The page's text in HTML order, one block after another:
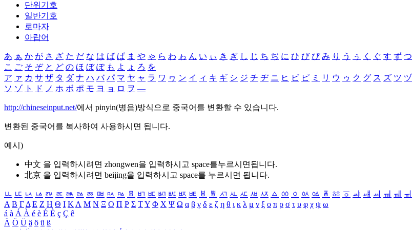
단위기호
일반기호
로마자
아랍어
あ ぁ か が さ ざ た だ な は ば ぱ ま や ゃ ら わ ゎ ん い ぃ き ぎ し じ ち ぢ に ひ び ぴ み り う ぅ く ぐ す ず つ
こ ご そ ぞ と ど の ほ ぼ ぽ も よ ょ ろ を
ア ァ カ サ ザ タ ダ ナ ハ バ パ マ ヤ ャ ラ ワ ヮ ン イ ィ キ ギ シ ジ チ ヂ ニ ヒ ビ ピ ミ リ ウ ゥ ク グ ス ズ ツ ヅ
ソ ゾ ト ド ノ ホ ボ ポ モ ヨ ョ ロ ヲ ―
http://chineseinput.net/에서 pinyin(병음)방식으로 중국어를 변환할 수 있습니다.
변환된 중국어를 복사하여 사용하시면 됩니다.
예시)
中文 을 입력하시려면 zhongwen을 입력하시고 space를누르시면됩니다.
北京 을 입력하시려면 beijing을 입력하시고 space를 누르시면 됩니다.
ㅥ ㅦ ㅧ ㅨ ㅩ ㅪ ㅫ ㅬ ㅭ ㅮ ㅯ ㅰ ㅱ ㅲ ㅳ ㅴ ㅵ ㅶ ㅷ ㅸ ㅹ ㅺ ㅻ ㅼ ㅽ ㅾ ㅿ ㆀ ㆁ ㆂ ㆃ ㆄ ㆅ ㆆ ㆇ ㆈ ㆉ ㆊ ㆋ ㆌ
Α Β ΓΔ Ε Ζ Η Θ Ι ΚΛ Μ Ν Ξ Ο Π Ρ Σ ΤΥ Φ Χ Ψ Ω α β γ δ ε ζ η θ ι κ λ μ ν ξ ο π ρ σ τ υ φ χ ψ ω
á à Á À é è É È ç Ç ê
Ä Ö Ü ä ö ü ß